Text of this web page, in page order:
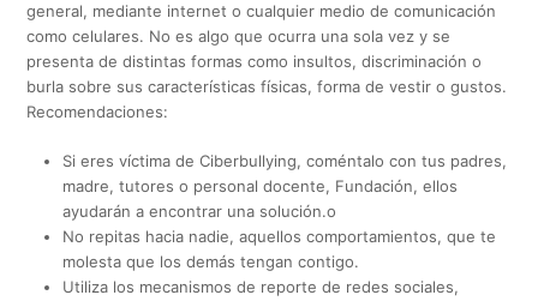
general, mediante internet o cualquier medio de comunicación
como celulares. No es algo que ocurra una sola vez y se
presenta de distintas formas como insultos, discriminación o
burla sobre sus características físicas, forma de vestir o gustos.
Recomendaciones:
Si eres víctima de Ciberbullying, coméntalo con tus padres,
madre, tutores o personal docente, Fundación, ellos
ayudarán a encontrar una solución.o
No repitas hacia nadie, aquellos comportamientos, que te
molesta que los demás tengan contigo.
Utiliza los mecanismos de reporte de redes sociales,